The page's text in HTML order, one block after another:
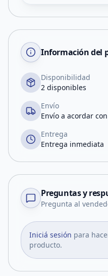
Información del
Disponibilidad
2 disponibles
Envío
Envío a acordar
Entrega
Entrega inmediata
Preguntas y
Pregunta al
Iniciá sesión para
producto.